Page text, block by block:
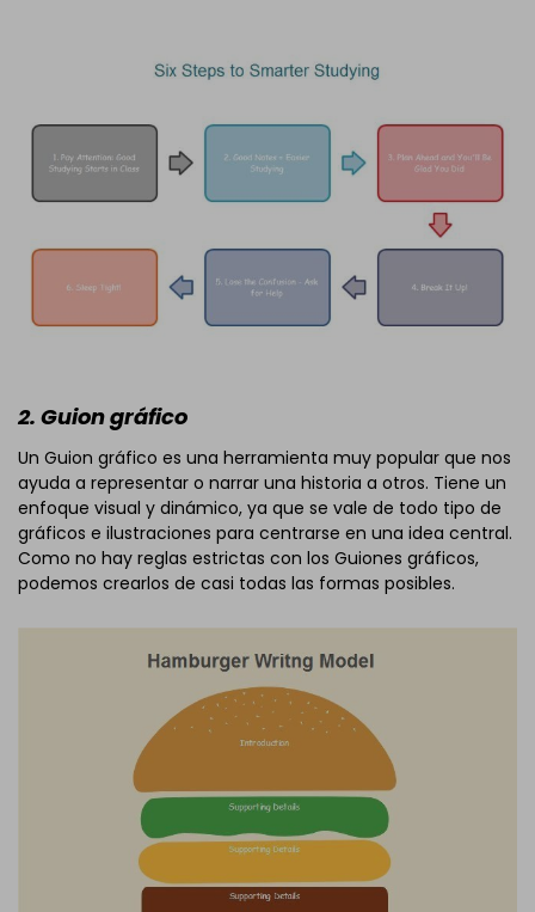
2. Guion gráfico
Un Guion gráfico es una herramienta muy popular que nos
ayuda a representar o narrar una historia a otros. Tiene un
enfoque visual y dinámico, ya que se vale de todo tipo de
gráficos e ilustraciones para centrarse en una idea central.
Como no hay reglas estrictas con los Guiones gráficos,
podemos crearlos de casi todas las formas posibles.